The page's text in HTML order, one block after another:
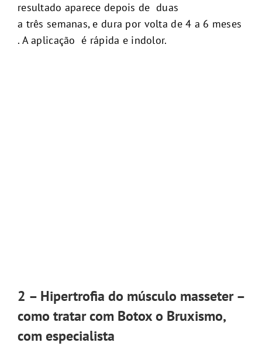
resultado aparece depois de duas
a três semanas, e dura por volta de 4 a 6 meses
. A aplicação é rápida e indolor.
2 – Hipertrofia do músculo masseter –
como tratar com Botox o Bruxismo,
com especialista